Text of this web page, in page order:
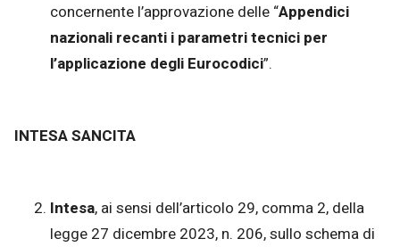
concernente l’approvazione delle “Appendici
nazionali recanti i parametri tecnici per
l’applicazione degli Eurocodici”.
INTESA SANCITA
Intesa, ai sensi dell’articolo 29, comma 2, della
legge 27 dicembre 2023, n. 206, sullo schema di